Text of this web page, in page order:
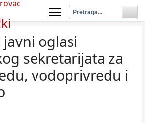
oglasi
sekretarijata za
vodoprivredu i